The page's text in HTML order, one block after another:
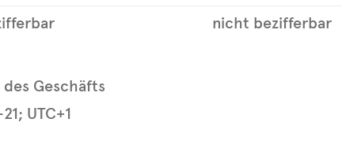
nicht bezifferbar
Geschäfts
UTC+1